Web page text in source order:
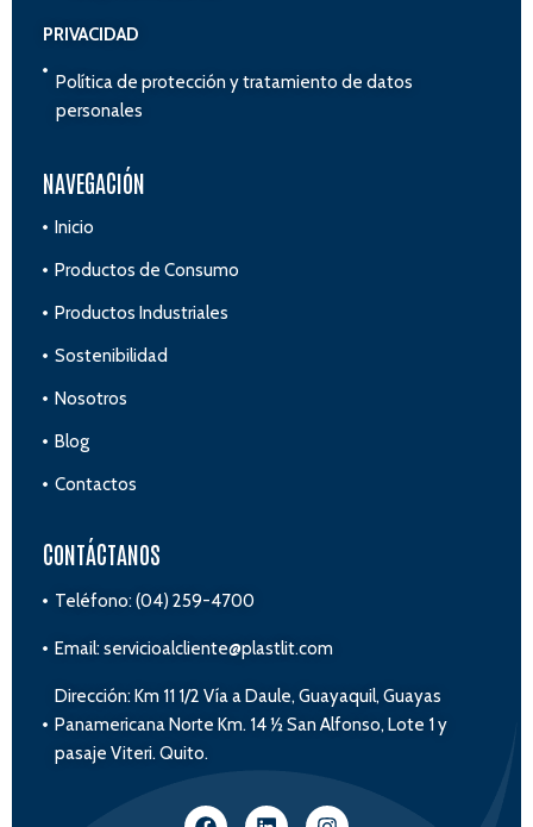
PRIVACIDAD
Política de protección y tratamiento de datos
personales
NAVEGACIÓN
Inicio
Productos de Consumo
Productos Industriales
Sostenibilidad
Nosotros
Blog
Contactos
CONTÁCTANOS
Teléfono: (04) 259-4700
Email: servicioalcliente@plastlit.com
Dirección: Km 11 1/2 Vía a Daule, Guayaquil, Guayas
Panamericana Norte Km. 14 ½ San Alfonso, Lote 1 y
pasaje Viteri. Quito.